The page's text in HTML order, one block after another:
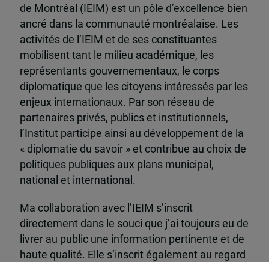
de Montréal (IEIM) est un pôle d’excellence bien
ancré dans la communauté montréalaise. Les
activités de l’IEIM et de ses constituantes
mobilisent tant le milieu académique, les
représentants gouvernementaux, le corps
diplomatique que les citoyens intéressés par les
enjeux internationaux. Par son réseau de
partenaires privés, publics et institutionnels,
l’Institut participe ainsi au développement de la
« diplomatie du savoir » et contribue au choix de
politiques publiques aux plans municipal,
national et international.
Ma collaboration avec l’IEIM s’inscrit
directement dans le souci que j’ai toujours eu de
livrer au public une information pertinente et de
haute qualité. Elle s’inscrit également au regard